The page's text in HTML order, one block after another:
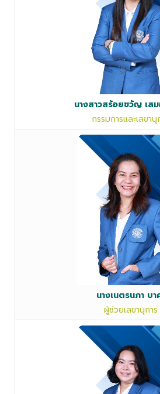
นางสาวสร้อยขวัญ เส
กรรมการและเลขานุ
นางเนตรนภา บา
ผู้ช่วยเลขานุการ